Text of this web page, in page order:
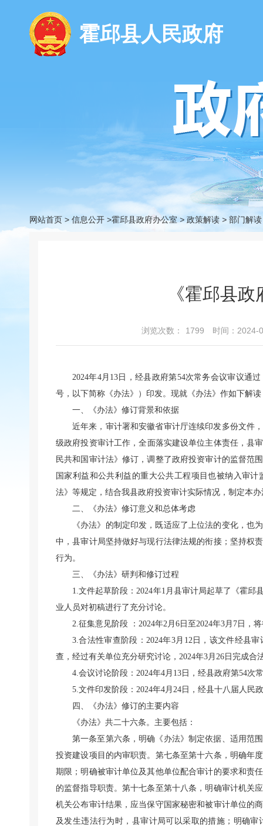
霍邱县人民政府
网站首页 > 信息公开 >霍邱县政府办公室 > 政策解读 > 部门解读
《霍邱县
浏览次数： 1799 时间：2024-
2024年4月13日，经县政府第54次常务会议审议通
号，以下简称《办法》）印发。现就《办法》作如下解读
一、《办法》修订背景和依据
近年来，审计署和安徽省审计厅连续印发多份文件
级政府投资审计工作，全面落实建设单位主体责任，县
民共和国审计法》修订，调整了政府投资审计的监督范
国家利益和公共利益的重大公共工程项目也被纳入审
法》等规定，结合我县政府投资审计实际情况，制定本办
二、《办法》修订意义和总体考虑
《办法》的制定印发，既适应了上位法的变化，也
中，县审计局坚持做好与现行法律法规的衔接；坚持权
行为。
三、《办法》研判和修订过程
1.文件起草阶段：2024年1月县审计局起草了《霍
业人员对初稿进行了充分讨论。
2.征集意见阶段 ：2024年2月6日至2024年3月7日，
3.合法性审查阶段：2024年3月12日，该文件经县
查，经过有关单位充分研究讨论，2024年3月26日完成合
4.会议讨论阶段：2024年4月13日，经县政府第54次
5.文件印发阶段：2024年4月24日，经县十八届人民
四、《办法》修订的主要内容
《办法》共二十六条。主要包括：
第一条至第六条，明确《办法》制定依据、适用范
投资建设项目的内审职责。第七条至第十六条，明确年
期限；明确被审计单位及其他单位配合审计的要求和责
的监督指导职责。第十七条至第十八条，明确审计机关
机关公布审计结果，应当保守国家秘密和被审计单位的
及发生违法行为时，县审计局可以采取的措施；明确